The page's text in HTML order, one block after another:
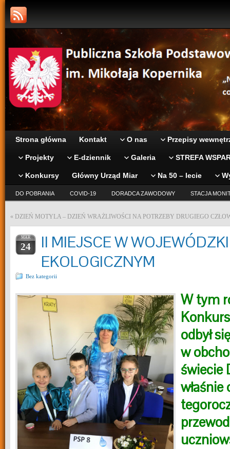
Strona główna Kontakt O nas Przepisy
Projekty E-dziennik Galeria STREFA
Konkursy Główny Urząd Miar Na 50 – lecie
DO POBRANIA COVID-19 DORADCA ZAWODOWY STACJA
« DZIEŃ MOTYLA – DZIEŃ WRAŻLIWOŚCI NA POTRZEBY DRUGIEGO
MAR
24
II MIEJSCE W
EKOLOGICZNYM
Bez kategorii
W tym
odbył
w
świecie
właśnie